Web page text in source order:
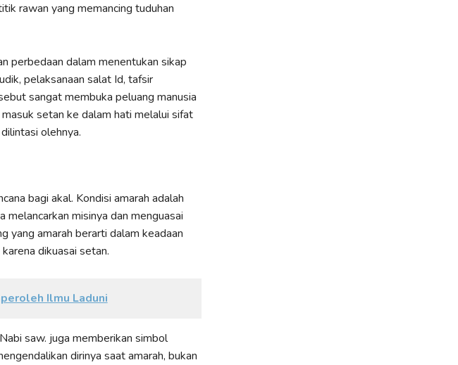
rawan yang memancing tuduhan
perbedaan dalam menentukan sikap
pelaksanaan salat Id, tafsir
sangat membuka peluang manusia
setan ke dalam hati melalui sifat
olehnya.
bagi akal. Kondisi amarah adalah
misinya dan menguasai
yang amarah berarti dalam keadaan
dikuasai setan.
Ilmu Laduni
saw. juga memberikan simbol
dirinya saat amarah, bukan